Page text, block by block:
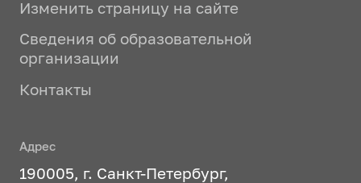
Изменить страницу на сайте
Сведения об образовательной
организации
Контакты
Адрес
190005, г. Санкт-Петербург,